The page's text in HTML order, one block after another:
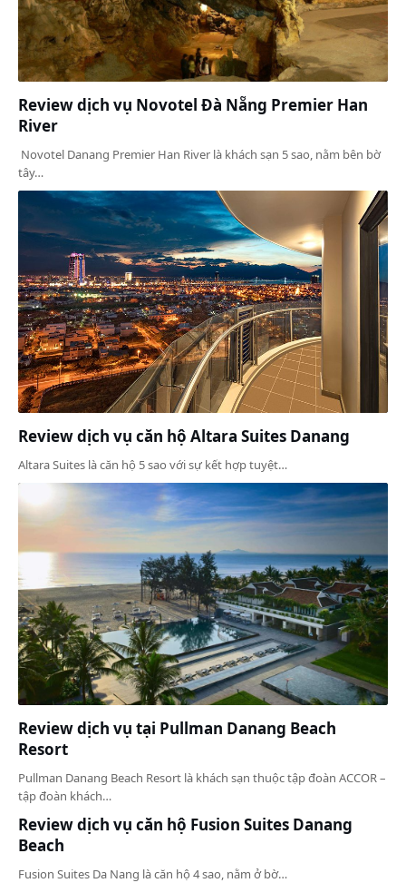
Review dịch vụ Novotel Đà Nẵng Premier Han
River
Novotel Danang Premier Han River là khách sạn 5 sao, nằm bên bờ
tây…
Review dịch vụ căn hộ Altara Suites Danang
Altara Suites là căn hộ 5 sao với sự kết hợp tuyệt…
Review dịch vụ tại Pullman Danang Beach
Resort
Pullman Danang Beach Resort là khách sạn thuộc tập đoàn ACCOR –
tập đoàn khách…
Review dịch vụ căn hộ Fusion Suites Danang
Beach
Fusion Suites Da Nang là căn hộ 4 sao, nằm ở bờ…